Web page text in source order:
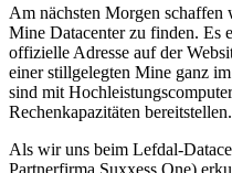
Am nächsten Morgen schaffen
Mine Datacenter zu finden. Es
offizielle Adresse auf der
einer stillgelegten Mine ganz
sind mit
Rechenkapazitäten bereitstellen.
Als wir uns beim Lefdal-